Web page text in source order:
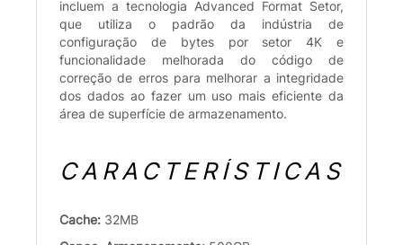
incluem a tecnologia Advanced Format Setor,
que utiliza o padrão da indústria de
configuração de bytes por setor 4K e
funcionalidade melhorada do código de
correção de erros para melhorar a integridade
dos dados ao fazer um uso mais eficiente da
área de superfície de armazenamento.
CARACTERÍSTICAS
Cache: 32MB